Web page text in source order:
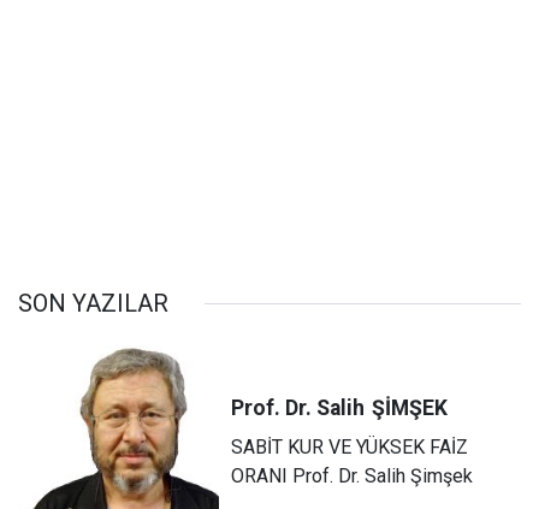
SON YAZILAR
Prof. Dr. Salih ŞİMŞEK
SABİT KUR VE YÜKSEK FAİZ
ORANI Prof. Dr. Salih Şimşek